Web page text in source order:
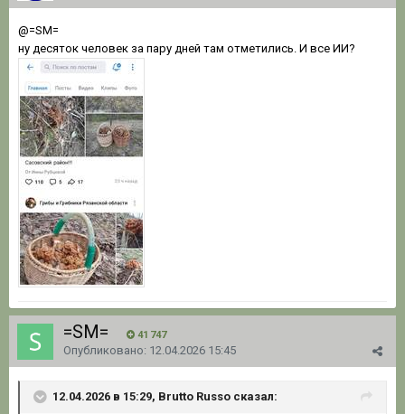
@=SM=
ну десяток человек за пару дней там отметились. И все ИИ?
=SM= 41 747
Опубликовано: 12.04.2026 15:45
12.04.2026 в 15:29, Brutto Russo сказал: